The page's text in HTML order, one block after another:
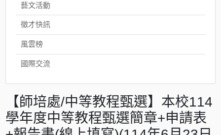
藝文活動
徵才快訊
風雲榜
國際交流
【師培處/中等教程甄選】本校114
學年度中等教程甄選簡章+申請表